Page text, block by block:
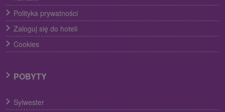
Polityka prywatności
Zaloguj się do hoteli
Cookies
POBYTY
Sylwester